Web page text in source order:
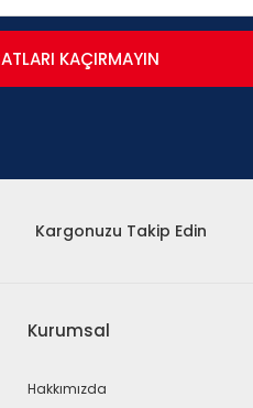
KAÇIRMAYIN
Kargonuzu Takip Edin
Kurumsal
Hakkımızda